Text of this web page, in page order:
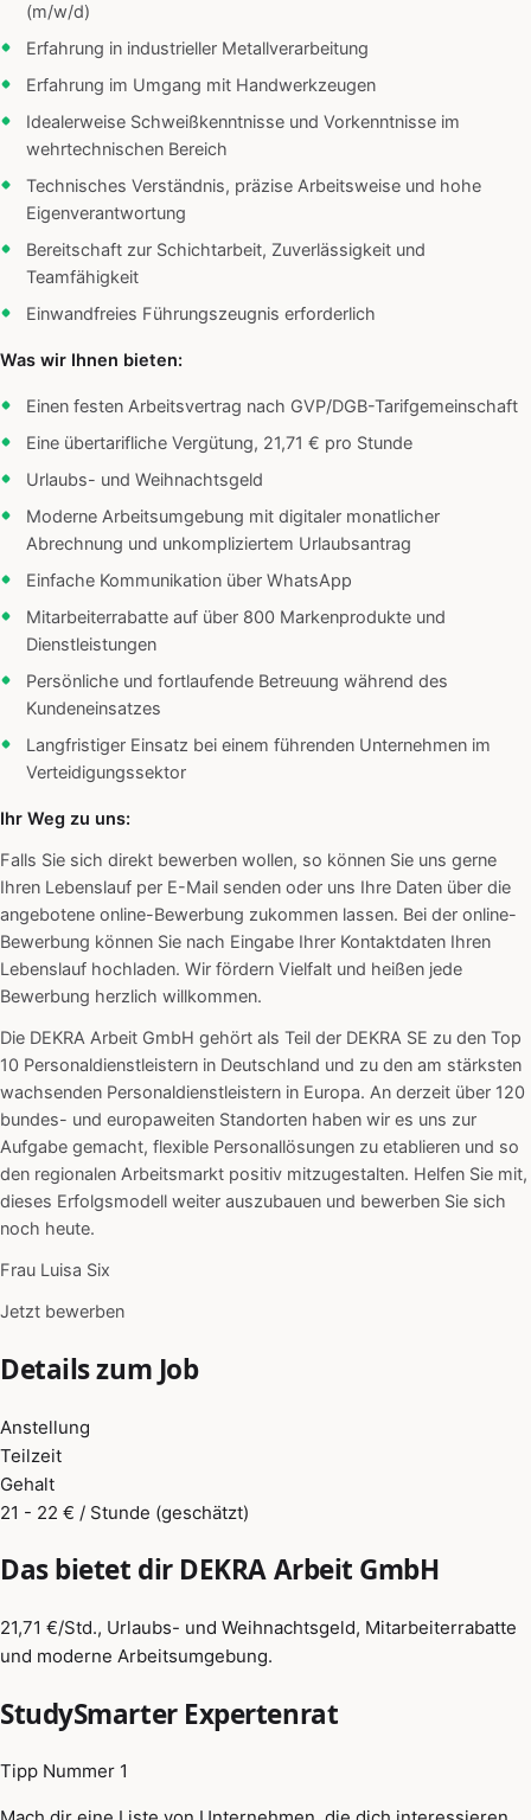
(m/w/d)
Erfahrung in industrieller Metallverarbeitung
Erfahrung im Umgang mit Handwerkzeugen
Idealerweise Schweißkenntnisse und Vorkenntnisse im
wehrtechnischen Bereich
Technisches Verständnis, präzise Arbeitsweise und hohe
Eigenverantwortung
Bereitschaft zur Schichtarbeit, Zuverlässigkeit und
Teamfähigkeit
Einwandfreies Führungszeugnis erforderlich
Was wir Ihnen bieten:
Einen festen Arbeitsvertrag nach GVP/DGB-Tarifgemeinschaft
Eine übertarifliche Vergütung, 21,71 € pro Stunde
Urlaubs- und Weihnachtsgeld
Moderne Arbeitsumgebung mit digitaler monatlicher
Abrechnung und unkompliziertem Urlaubsantrag
Einfache Kommunikation über WhatsApp
Mitarbeiterrabatte auf über 800 Markenprodukte und
Dienstleistungen
Persönliche und fortlaufende Betreuung während des
Kundeneinsatzes
Langfristiger Einsatz bei einem führenden Unternehmen im
Verteidigungssektor
Ihr Weg zu uns:
Falls Sie sich direkt bewerben wollen, so können Sie uns gerne
Ihren Lebenslauf per E-Mail senden oder uns Ihre Daten über die
angebotene online-Bewerbung zukommen lassen. Bei der online-
Bewerbung können Sie nach Eingabe Ihrer Kontaktdaten Ihren
Lebenslauf hochladen. Wir fördern Vielfalt und heißen jede
Bewerbung herzlich willkommen.
Die DEKRA Arbeit GmbH gehört als Teil der DEKRA SE zu den Top
10 Personaldienstleistern in Deutschland und zu den am stärksten
wachsenden Personaldienstleistern in Europa. An derzeit über 120
bundes- und europaweiten Standorten haben wir es uns zur
Aufgabe gemacht, flexible Personallösungen zu etablieren und so
den regionalen Arbeitsmarkt positiv mitzugestalten. Helfen Sie mit,
dieses Erfolgsmodell weiter auszubauen und bewerben Sie sich
noch heute.
Frau Luisa Six
Jetzt bewerben
Details zum Job
Anstellung
Teilzeit
Gehalt
21 - 22 € / Stunde (geschätzt)
Das bietet dir DEKRA Arbeit GmbH
21,71 €/Std., Urlaubs- und Weihnachtsgeld, Mitarbeiterrabatte
und moderne Arbeitsumgebung.
StudySmarter Expertenrat
Tipp Nummer 1